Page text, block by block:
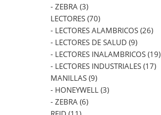
- ZEBRA (3)
LECTORES (70)
- LECTORES ALAMBRICOS (26)
- LECTORES DE SALUD (9)
- LECTORES INALAMBRICOS (19)
- LECTORES INDUSTRIALES (17)
MANILLAS (9)
- HONEYWELL (3)
- ZEBRA (6)